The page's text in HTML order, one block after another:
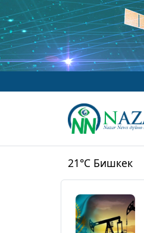
21°C Бишкек